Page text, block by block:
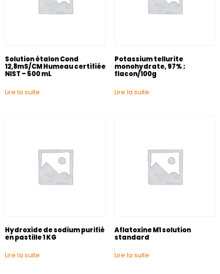
Solution étalon Cond
12,8mS/CM Humeau certifiée
NIST – 500 mL
Lire la suite
Potassium tellurite
monohydrate, 97% ;
flacon/100g
Lire la suite
Hydroxide de sodium purifié
en pastille 1 KG
Lire la suite
Aflatoxine M1 solution
standard
Lire la suite